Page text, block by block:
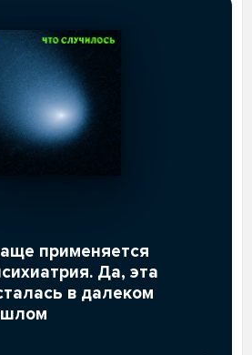
применяется
Да, эта
в далеком